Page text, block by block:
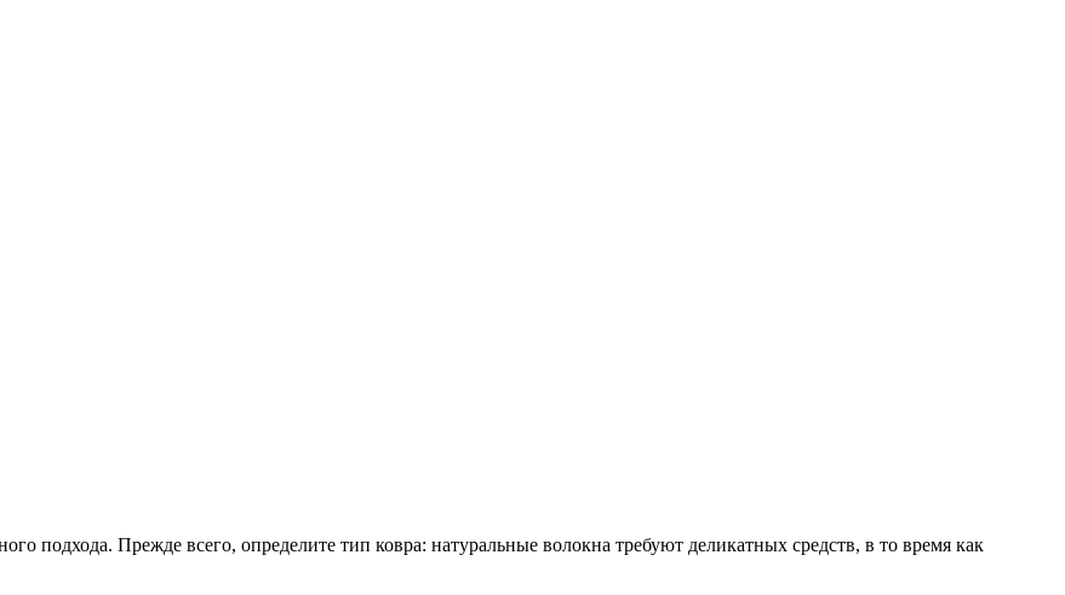
подхода. Прежде всего, определите тип ковра: натуральные волокна требуют деликатных средств, в то время как